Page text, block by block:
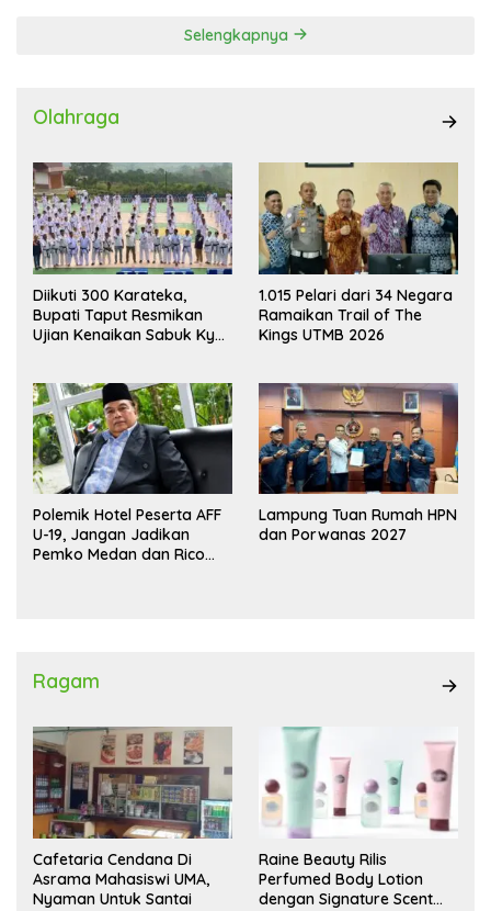
Selengkapnya
Olahraga
Diikuti 300 Karateka,
Bupati Taput Resmikan
Ujian Kenaikan Sabuk Kyu
1.015 Pelari dari 34 Negara
Ramaikan Trail of The
Kings UTMB 2026
Polemik Hotel Peserta AFF
U-19, Jangan Jadikan
Pemko Medan dan Rico
Lampung Tuan Rumah HPN
dan Porwanas 2027
Ragam
Cafetaria Cendana Di
Asrama Mahasiswi UMA,
Nyaman Untuk Santai
Raine Beauty Rilis
Perfumed Body Lotion
dengan Signature Scent